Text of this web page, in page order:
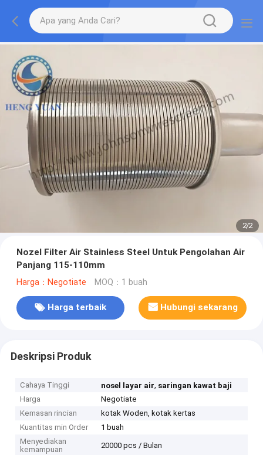
2/2
Nozel Filter Air Stainless Steel Untuk Pengolahan Air
Panjang 115-110mm
Harga：Negotiate MOQ：1 buah
Harga terbaik Hubungi sekarang
Deskripsi Produk
Cahaya Tinggi nosel layar air, saringan kawat baji
Harga
Negotiate
Kemasan rincian
kotak Woden, kotak kertas
Kuantitas min Order
1 buah
Menyediakan
kemampuan
20000 pcs / Bulan